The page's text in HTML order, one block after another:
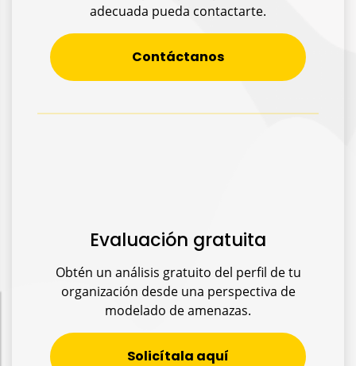
adecuada pueda contactarte.
Contáctanos
Evaluación gratuita
Obtén un análisis gratuito del perfil de tu
organización desde una perspectiva de
modelado de amenazas.
Solicítala aquí